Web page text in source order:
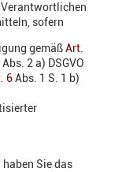
Verantwortlichen
sofern
gemäßArt.
Abs. 2 a) DSGVO
6Abs. 1 S. 1 b)
Sie das